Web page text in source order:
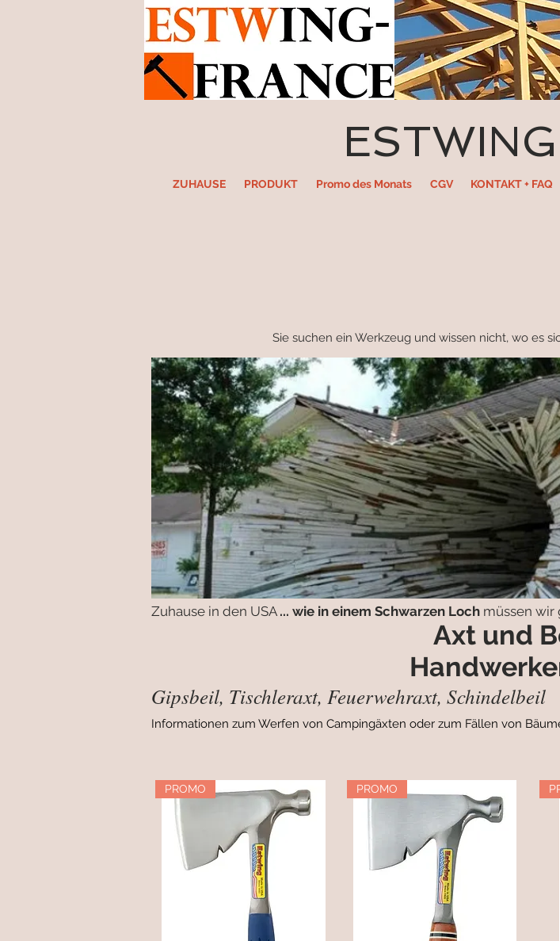
ZUHAUSE PRODUKT Promo des Monats CGV KONTAKT + FAQ
Sie suchen ein Werkzeug und wissen nicht, wo es
Zuhause in den USA ... wie in einem Schwarzen Loch müssen wir
Axt und
Gipsbeil, Tischleraxt, Feuerwehraxt, Schindelbeil
Informationen zum Werfen von Campingäxten oder zum Fällen von
PROMO PROMO